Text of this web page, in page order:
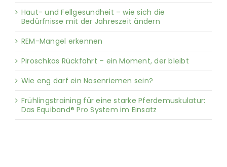
Haut- und Fellgesundheit – wie sich die
Bedürfnisse mit der Jahreszeit ändern
REM-Mangel erkennen
Piroschkas Rückfahrt – ein Moment, der bleibt
Wie eng darf ein Nasenriemen sein?
Frühlingstraining für eine starke Pferdemuskulatur:
Das Equiband® Pro System im Einsatz